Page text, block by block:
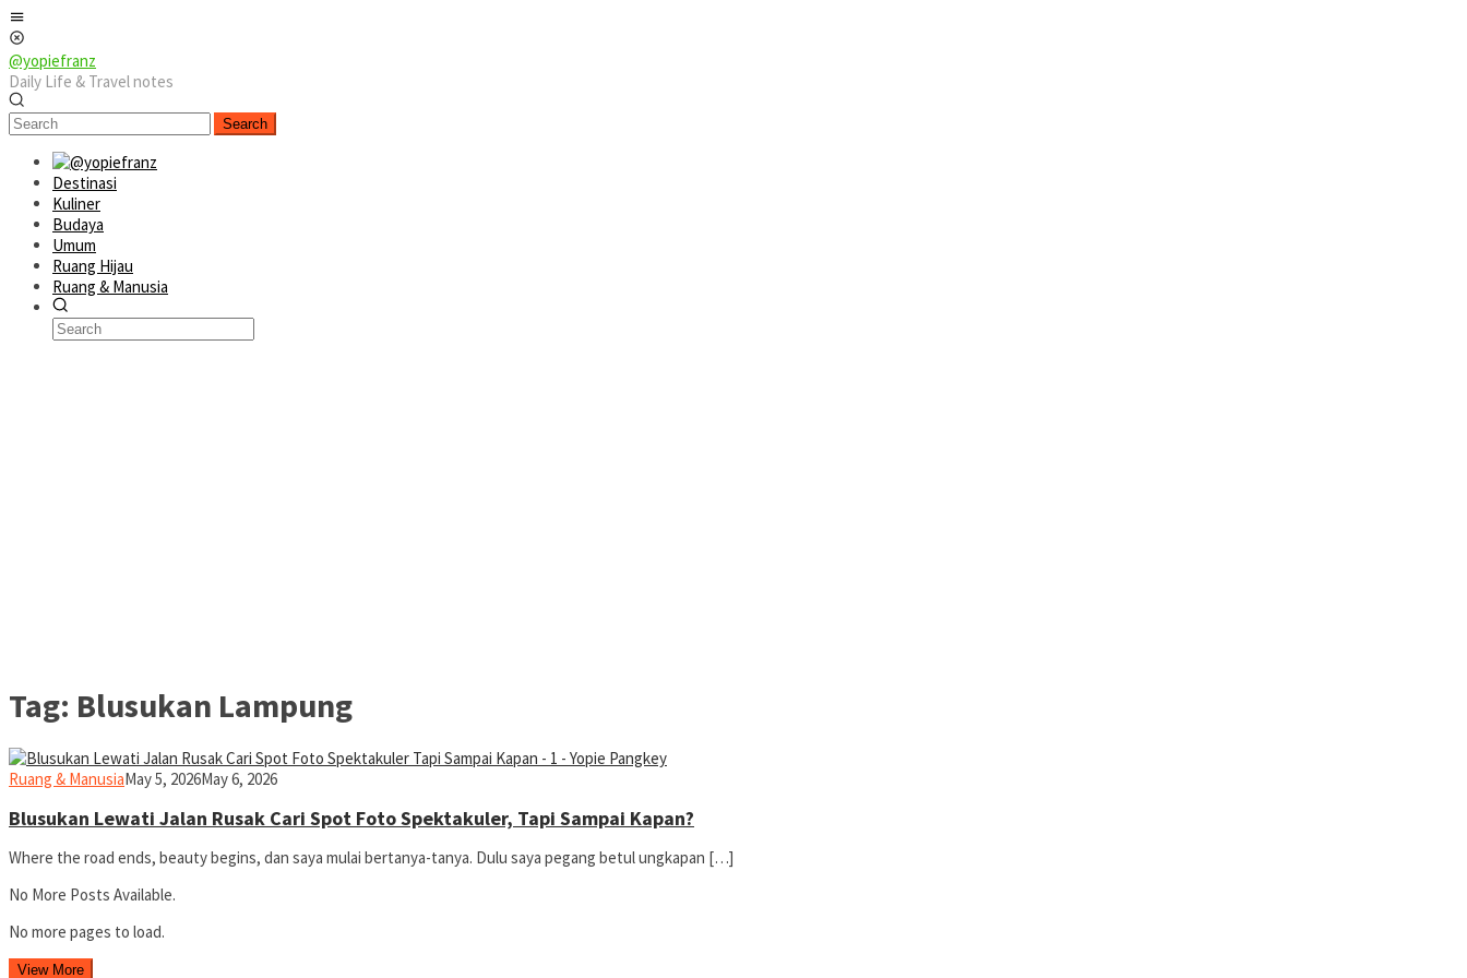
Skip
to
content
@yopiefranz
Daily Life & Travel notes
Search
Destinasi
Kuliner
Budaya
Umum
Ruang Hijau
Ruang & Manusia
Tag: Blusukan Lampung
Ruang & Manusiayopiefranz
May 5, 2026May 6, 2026
Blusukan Lewati Jalan Rusak Cari Spot Foto Spektakuler, Tapi Sampai Kapan?
Where the road ends, beauty begins, dan saya mulai bertanya-tanya. Dulu saya pegang betul ungkapan […]
No More Posts Available.
No more pages to load.
View More